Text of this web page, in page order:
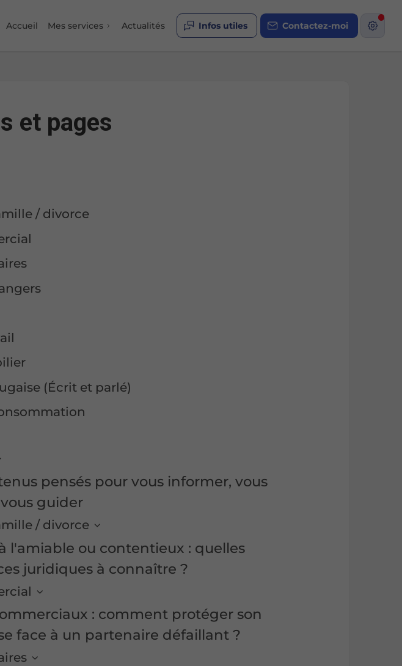
Accueil Mes services Actualités Infos utiles Contactez-moi
et pages
/ divorce
(Écrit et parlé)
pensés pour vous informer, vous
guider
/ divorce
l'amiable ou contentieux : quelles
juridiques à connaître ?
: comment protéger son
face à un partenaire défaillant ?